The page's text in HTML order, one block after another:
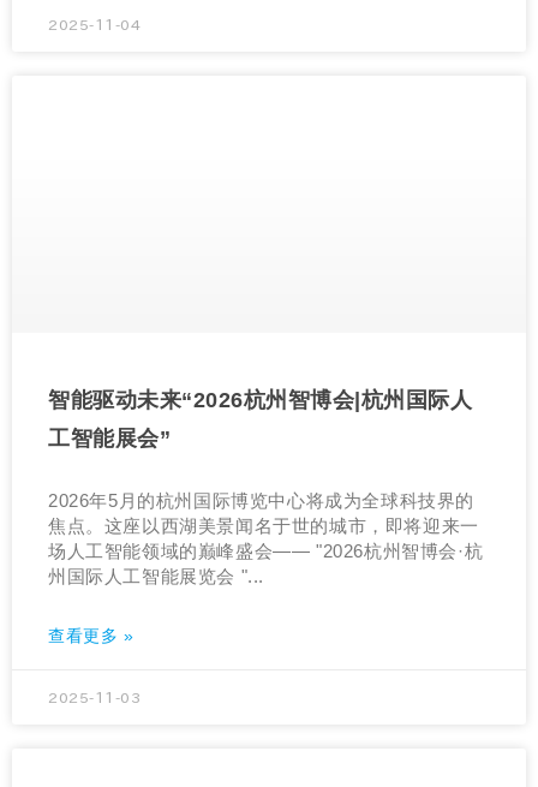
2025-11-04
智能驱动未来“2026杭州智博会|杭州国际人
工智能展会”
2026年5月的杭州国际博览中心将成为全球科技界的
焦点。这座以西湖美景闻名于世的城市，即将迎来一
场人工智能领域的巅峰盛会—— "2026杭州智博会·杭
州国际人工智能展览会 "...
查看更多 »
2025-11-03